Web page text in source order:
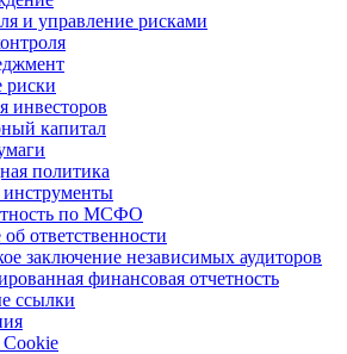
и управление рисками
инвесторов
капитал
политика
по МСФО
ответственности
заключение независимых аудиторов
финансовая отчетность
ссылки